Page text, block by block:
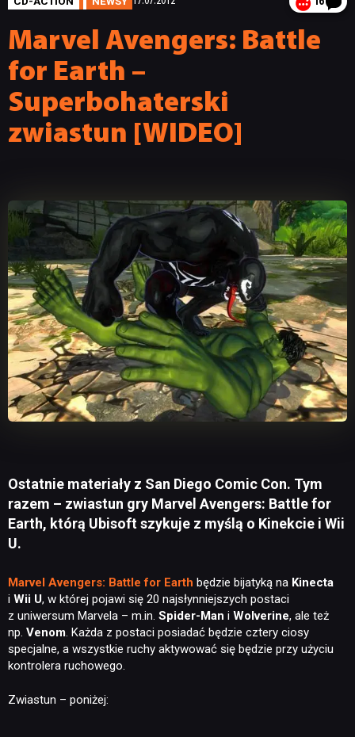
Marvel Avengers: Battle
for Earth –
Superbohaterski
zwiastun [WIDEO]
Ostatnie materiały z San Diego Comic Con. Tym
razem – zwiastun gry Marvel Avengers: Battle for
Earth, którą Ubisoft szykuje z myślą o Kinekcie i Wii
U.
Marvel Avengers: Battle for Earth będzie bijatyką na Kinecta
i Wii U, w której pojawi się 20 najsłynniejszych postaci
z uniwersum Marvela – m.in. Spider-Man i Wolverine, ale też
np. Venom. Każda z postaci posiadać będzie cztery ciosy
specjalne, a wszystkie ruchy aktywować się będzie przy użyciu
kontrolera ruchowego.
Zwiastun – poniżej: